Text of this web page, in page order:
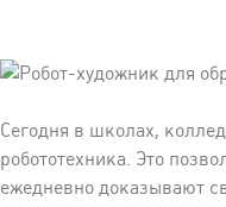
Сегодня в школах,
робототехника. Это
ежедневно доказывают